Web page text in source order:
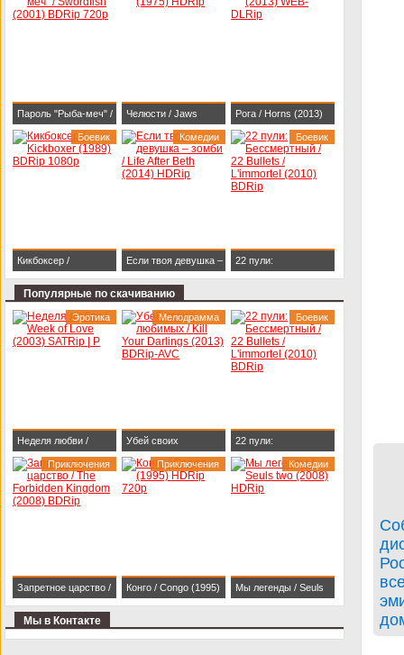
Пароль "Рыба-меч" /
Swordfish (2001)
BDRip 720p
Челюсти / Jaws
(1975) HDRip
Рога / Horns (2013)
WEB-DLRip
Кикбоксер /
Kickboxer (1989)
Боевик
Если твоя девушка –
зомби / Life After Beth
Комедии
22 пули:
(2010) BDRip
Боевик
Популярные по скачиванию
Неделя любви /
Week of Love (2003)
SATRip | P
Эротика
Убей своих
любимых / Kill Your
Darlings (2013)
Мелодрамма
22 пули:
Бессмертный / 22
Bullets / L'immortel
Боевик
Запретное царство /
The Forbidden
Приключения
Конго / Congo (1995)
Приключения
Мы легенды / Seuls
Комедии
Мы в Контакте